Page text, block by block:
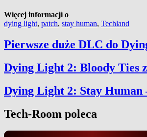
Więcej informacji o
dying light, patch, stay human, Techland
Pierwsze duże DLC do
Dying Light 2: Bloody Ties
Dying Light 2: Stay Human
Tech-Room poleca